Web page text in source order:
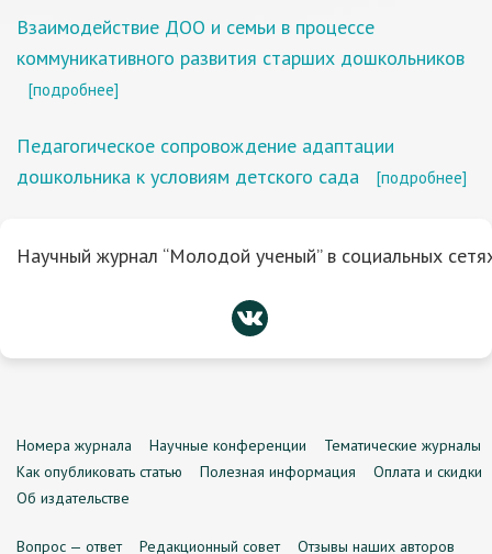
Взаимодействие ДОО и семьи в процессе
коммуникативного развития старших дошкольников
[подробнее]
Педагогическое сопровождение адаптации
дошкольника к условиям детского сада
[подробнее]
Научный журнал “Молодой ученый” в социальных
Номера журнала Научные конференции
Тематические журналы
Как опубликовать статью
Полезная информация
Оплата и скидки
Об издательстве
Вопрос — ответ Редакционный совет Отзывы наших авторов